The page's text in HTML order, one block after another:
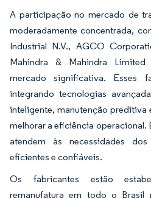
A participação no mercado de
moderadamente concentrada,
Industrial N.V., AGCO
Mahindra & Mahindra
mercado significativa. Esses
integrando tecnologias
inteligente, manutenção preditiva
melhorar a eficiência operacional.
atendem às necessidades
eficientes e confiáveis.
Os fabricantes estão
remanufatura em todo o Brasil